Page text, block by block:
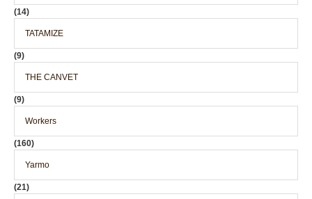
(14)
TATAMIZE
(9)
THE CANVET
(9)
Workers
(160)
Yarmo
(21)